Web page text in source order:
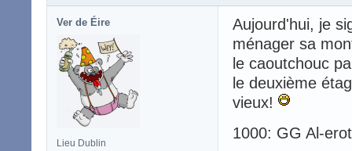
Ver de Éire
Lieu Dublin
Aujourd'hui, je
ménager sa
le caoutchouc
le deuxième
vieux!
1000: GG Al-